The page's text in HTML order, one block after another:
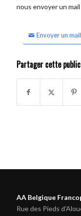
nous envoyer un mail
Envoyer un
Partager cette
AA Belgique
Rue des Pieds